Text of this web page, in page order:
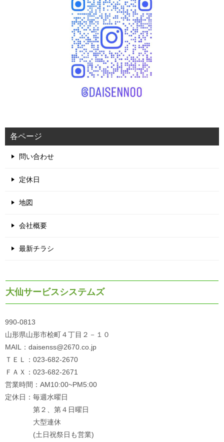
各ページ
問い合わせ
定休日
地図
会社概要
最新チラシ
大仙サービスシステムズ
990-0813
山形県山形市桧町４丁目２－１０
MAIL：daisenss@2670.co.jp
ＴＥＬ：023-682-2670
ＦＡＸ：023-682-2671
営業時間：AM10:00~PM5:00
定休日：毎週水曜日
第２、第４日曜日
大型連休
(土日祝祭日も営業)